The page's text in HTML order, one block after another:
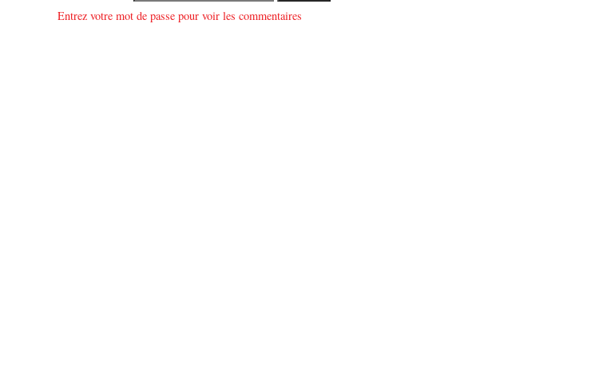
Entrez votre mot de passe pour voir les commentaires